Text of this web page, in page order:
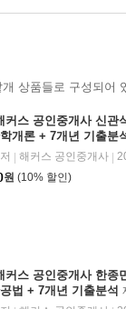
상품들로 구성되어
커스 공인중개사 신관
개론 + 7개년 기출분
험 대비
해커스 공인중개사
원 (10% 할인)
커스 공인중개사 한종
법 + 7개년 기출분석